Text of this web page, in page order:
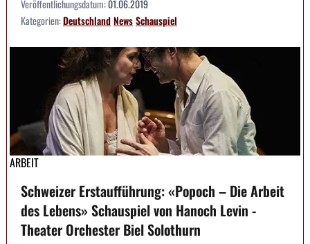
Veröffentlichungsdatum:01.06.2019
Kategorien:DeutschlandNewsSchauspiel
ARBEIT
Schweizer Erstaufführung: «Popoch – Die Arbeit
des Lebens» Schauspiel von Hanoch Levin -
Theater Orchester Biel Solothurn